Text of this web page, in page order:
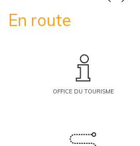
En route
OFFICE DU TOURISME